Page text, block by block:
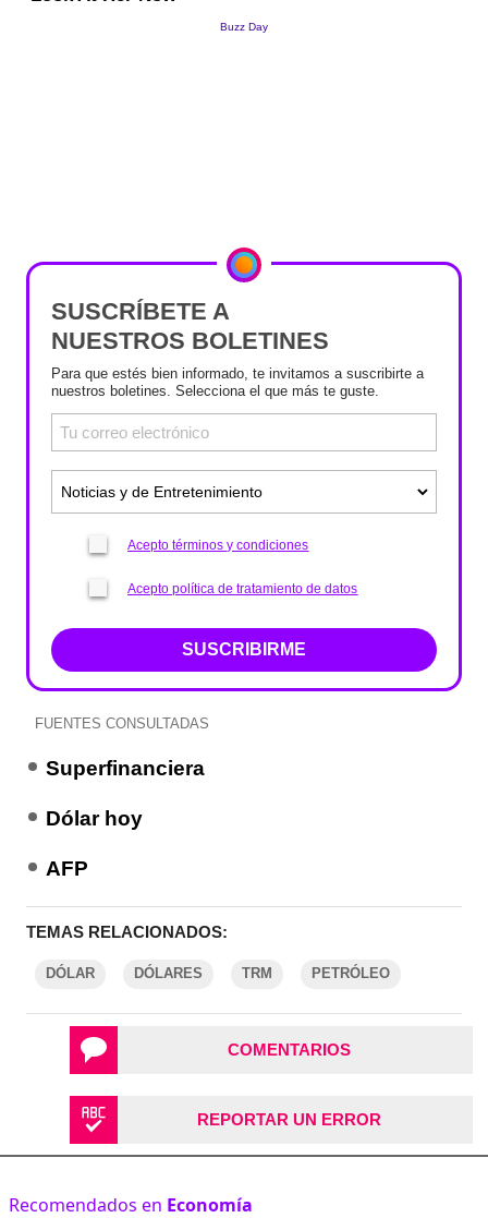
SUSCRÍBETE A
NUESTROS BOLETINES
Para que estés bien informado, te invitamos a suscribirte a
nuestros boletines. Selecciona el que más te guste.
Acepto términos y condiciones
Acepto política de tratamiento de datos
SUSCRIBIRME
FUENTES CONSULTADAS
Superfinanciera
Dólar hoy
AFP
TEMAS RELACIONADOS:
DÓLAR DÓLARES TRM PETRÓLEO
COMENTARIOS
REPORTAR UN ERROR
Recomendados en Economía